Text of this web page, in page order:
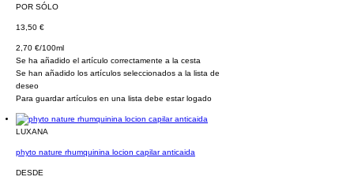
POR SÓLO
13,50 €
2,70 €/100ml
Se ha añadido el artículo correctamente a la cesta
Se han añadido los artículos seleccionados a la lista de
deseo
Para guardar artículos en una lista debe estar logado
LUXANA
phyto nature rhumquinina locion capilar anticaida
DESDE